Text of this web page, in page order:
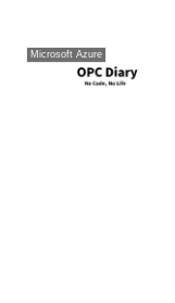
Microsoft Azure